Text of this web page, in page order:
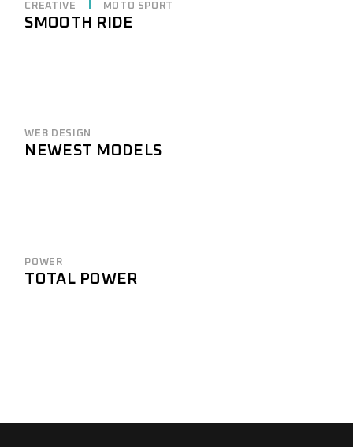
CREATIVE MOTO SPORT
SMOOTH RIDE
WEB DESIGN
NEWEST MODELS
POWER
TOTAL POWER